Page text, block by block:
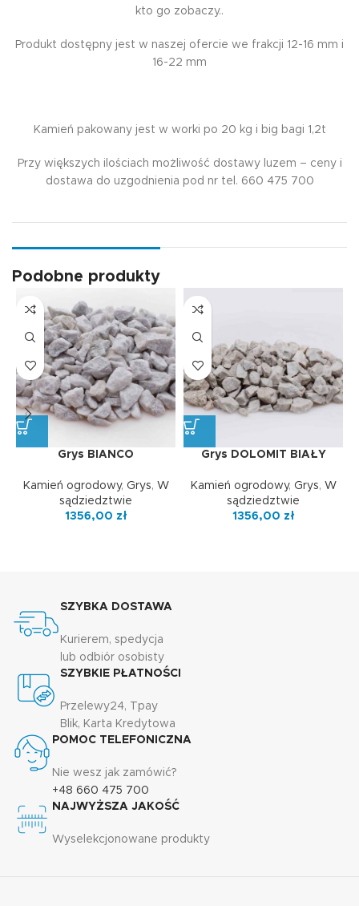
kto go zobaczy..
Produkt dostępny jest w naszej ofercie we frakcji 12-16 mm i
16-22 mm
Kamień pakowany jest w worki po 20 kg i big bagi 1,2t
Przy większych ilościach możliwość dostawy luzem – ceny i
dostawa do uzgodnienia pod nr tel. 660 475 700
Podobne produkty
Grys BIANCO
Kamień ogrodowy, Grys, W
sądziedztwie
1356,00 zł
Grys DOLOMIT BIAŁY
Kamień ogrodowy, Grys, W
sądziedztwie
1356,00 zł
SZYBKA DOSTAWA
Kurierem, spedycja
lub odbiór osobisty
SZYBKIE PŁATNOŚCI
Przelewy24, Tpay
Blik, Karta Kredytowa
POMOC TELEFONICZNA
Nie wesz jak zamówić?
+48 660 475 700
NAJWYŻSZA JAKOŚĆ
Wyselekcjonowane produkty